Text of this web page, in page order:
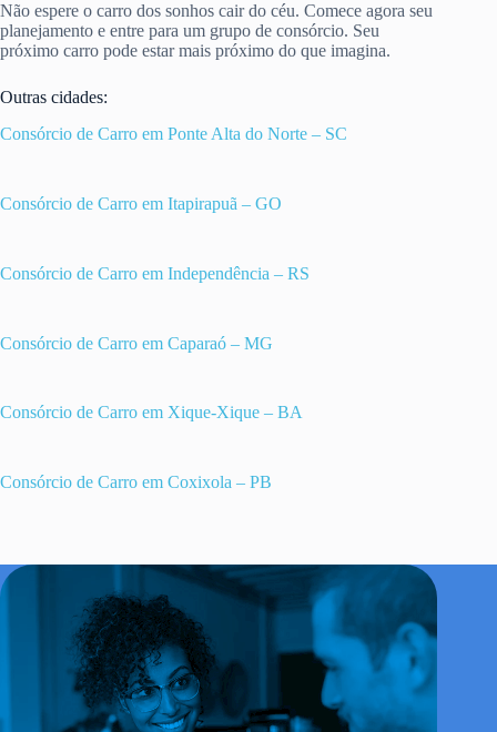
Não espere o carro dos sonhos cair do céu. Comece agora seu
planejamento e entre para um grupo de consórcio. Seu
próximo carro pode estar mais próximo do que imagina.
Outras cidades:
Consórcio de Carro em Ponte Alta do Norte – SC
Consórcio de Carro em Itapirapuã – GO
Consórcio de Carro em Independência – RS
Consórcio de Carro em Caparaó – MG
Consórcio de Carro em Xique-Xique – BA
Consórcio de Carro em Coxixola – PB